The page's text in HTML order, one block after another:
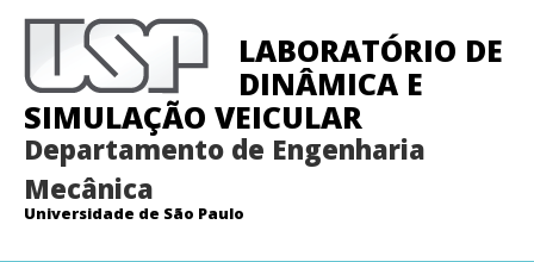
LABORATÓRIO DE
DINÂMICA E
SIMULAÇÃO VEICULAR
Departamento de Engenharia
Mecânica
Universidade de São Paulo